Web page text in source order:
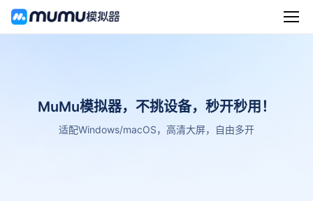
MuMu模拟器，不挑设备，秒开秒用！
适配Windows/macOS，高清大屏，自由多开